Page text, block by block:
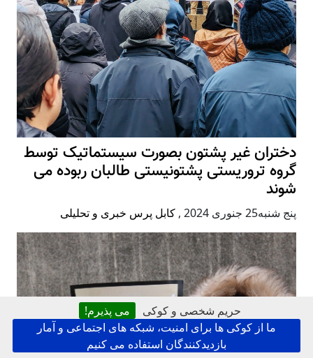
حریم شخصی و کوکی
می پذیرم!
ما از کوکی ها برای امنیت، شبکه های اجتماعی و آمار
بازدیدکنندگان استفاده می کنیم
دختران غیر پشتون بصورت سیستماتیک توسط
گروه تروریستی پشتونیستی طالبان ربوده می
شوند
پنج شنبه25 جنوری 2024 , کابل پرس خبری و تحلیلی